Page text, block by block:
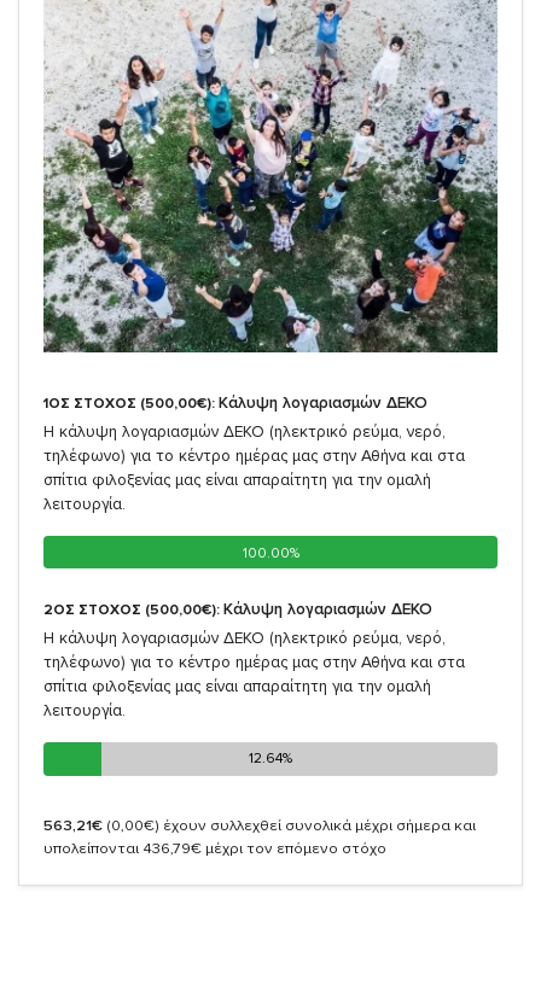
1ΟΣ ΣΤΟΧΟΣ (500,00€): Κάλυψη λογαριασμών ΔΕΚΟ
Η κάλυψη λογαριασμών ΔΕΚΟ (ηλεκτρικό ρεύμα, νερό,
τηλέφωνο) για το κέντρο ημέρας μας στην Αθήνα και στα
σπίτια φιλοξενίας μας είναι απαραίτητη για την ομαλή
λειτουργία.
100.00%
100.00%
2ΟΣ ΣΤΟΧΟΣ (500,00€): Κάλυψη λογαριασμών ΔΕΚΟ
Η κάλυψη λογαριασμών ΔΕΚΟ (ηλεκτρικό ρεύμα, νερό,
τηλέφωνο) για το κέντρο ημέρας μας στην Αθήνα και στα
σπίτια φιλοξενίας μας είναι απαραίτητη για την ομαλή
λειτουργία.
12.64%
12.64%
563,21€ (0,00€) έχουν συλλεχθεί συνολικά μέχρι σήμερα και
υπολείπονται 436,79€ μέχρι τον επόμενο στόχο